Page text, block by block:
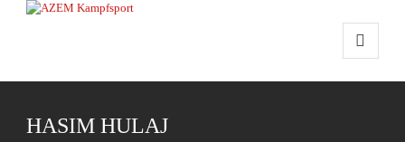
HASIM HULAJ